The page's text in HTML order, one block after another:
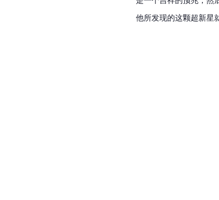
他所发现的这颗超新星